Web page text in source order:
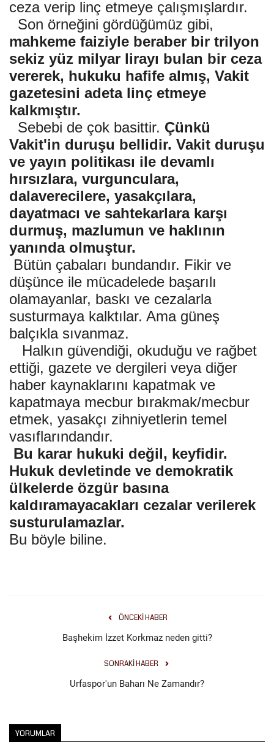
ceza verip linç etmeye çalışmışlardır.
Son örneğini gördüğümüz gibi,
mahkeme faiziyle beraber bir trilyon
sekiz yüz milyar lirayı bulan bir ceza
vererek, hukuku hafife almış, Vakit
gazetesini adeta linç etmeye
kalkmıştır.
Sebebi de çok basittir. Çünkü
Vakit'in duruşu bellidir. Vakit duruşu
ve yayın politikası ile devamlı
hırsızlara, vurgunculara,
dalaverecilere, yasakçılara,
dayatmacı ve sahtekarlara karşı
durmuş, mazlumun ve haklının
yanında olmuştur.
Bütün çabaları bundandır. Fikir ve
düşünce ile mücadelede başarılı
olamayanlar, baskı ve cezalarla
susturmaya kalktılar. Ama güneş
balçıkla sıvanmaz.
Halkın güvendiği, okuduğu ve rağbet
ettiği, gazete ve dergileri veya diğer
haber kaynaklarını kapatmak ve
kapatmaya mecbur bırakmak/mecbur
etmek, yasakçı zihniyetlerin temel
vasıflarındandır.
Bu karar hukuki değil, keyfidir.
Hukuk devletinde ve demokratik
ülkelerde özgür basına
kaldıramayacakları cezalar verilerek
susturulamazlar.
Bu böyle biline.
ÖNCEKI HABER
Başhekim İzzet Korkmaz neden gitti?
SONRAKI HABER
Urfaspor'un Baharı Ne Zamandır?
YORUMLAR